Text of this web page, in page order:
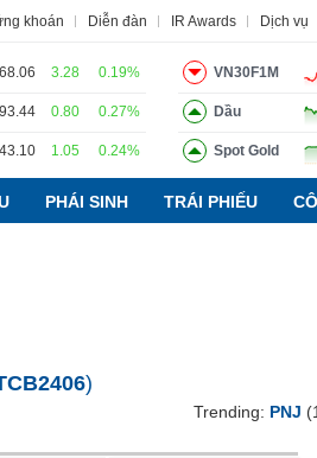
khoán Diễn đàn IR Awards Dịch vụ
3.28 0.19%
0.80 0.27%
1.05 0.24%
VN30F1M
Dầu
Spot Gold
PHÁI SINH TRÁI PHIẾU
)
Trending: PNJ
Tin tức Báo cáo phân tích